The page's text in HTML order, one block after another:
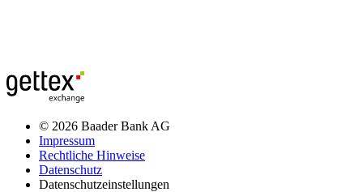
© 2026 Baader Bank AG
Impressum
Rechtliche Hinweise
Datenschutz
Datenschutzeinstellungen